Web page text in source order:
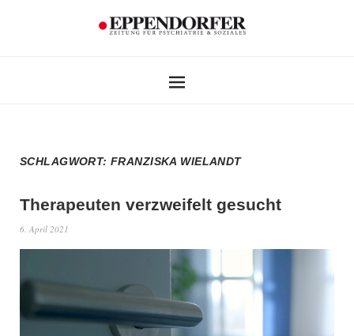
SCHLAGWORT:FRANZISKA WIELANDT
Therapeuten verzweifelt gesucht
6. April 2021